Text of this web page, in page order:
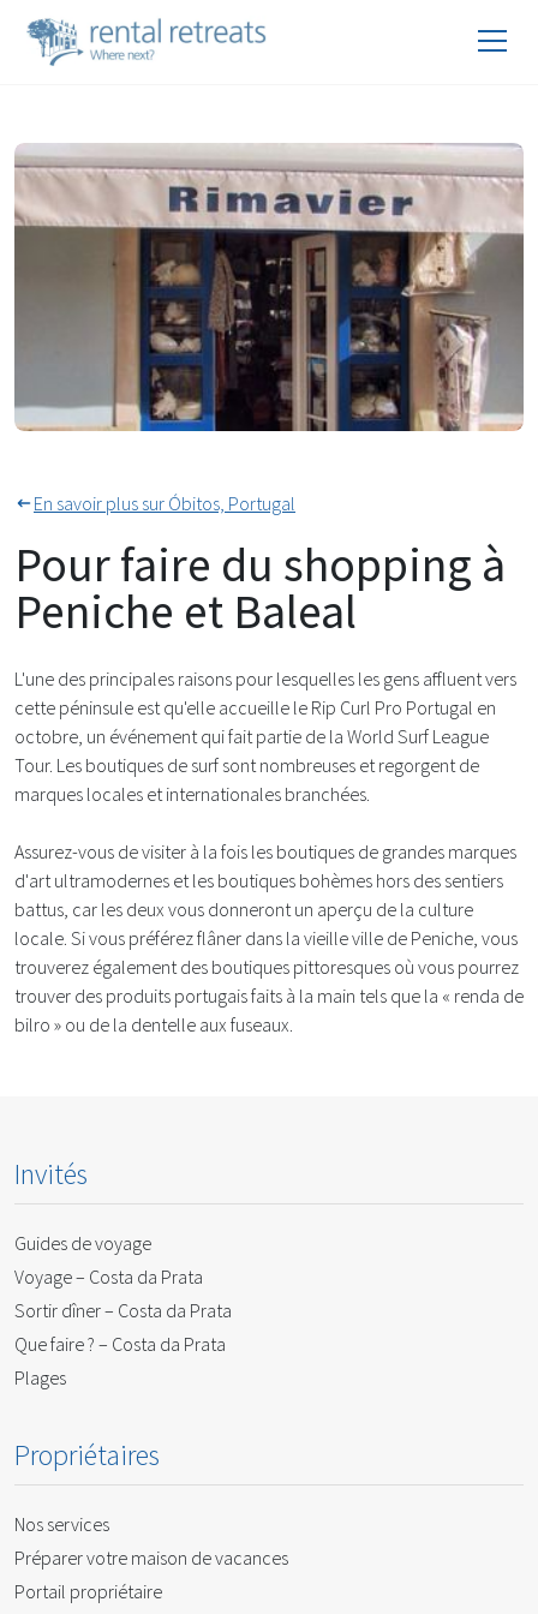
historique de Peniche
En savoir plus sur Óbitos, Portugal
Pour faire du shopping à
Peniche et Baleal
L'une des principales raisons pour lesquelles les gens affluent vers
cette péninsule est qu'elle accueille le Rip Curl Pro Portugal en
octobre, un événement qui fait partie de la World Surf League
Tour. Les boutiques de surf sont nombreuses et regorgent de
marques locales et internationales branchées.
Assurez-vous de visiter à la fois les boutiques de grandes marques
d'art ultramodernes et les boutiques bohèmes hors des sentiers
battus, car les deux vous donneront un aperçu de la culture
locale. Si vous préférez flâner dans la vieille ville de Peniche, vous
trouverez également des boutiques pittoresques où vous pourrez
trouver des produits portugais faits à la main tels que la « renda de
bilro » ou de la dentelle aux fuseaux.
Invités
Guides de voyage
Voyage – Costa da Prata
Sortir dîner – Costa da Prata
Que faire ? – Costa da Prata
Plages
Propriétaires
Nos services
Préparer votre maison de vacances
Portail propriétaire